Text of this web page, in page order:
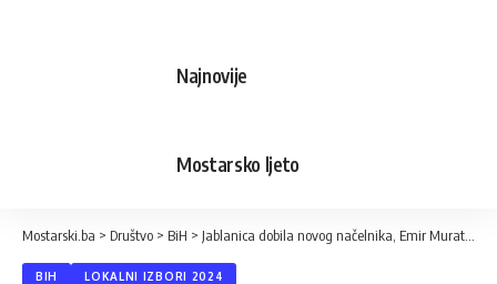
Najnovije
Mostarsko ljeto
Mostarski.ba > Društvo > BiH > Jablanica dobila novog načelnika, Emir Muratović (SDA) pobijedio Damira Šabanovića (SDP)
BIH LOKALNI IZBORI 2024